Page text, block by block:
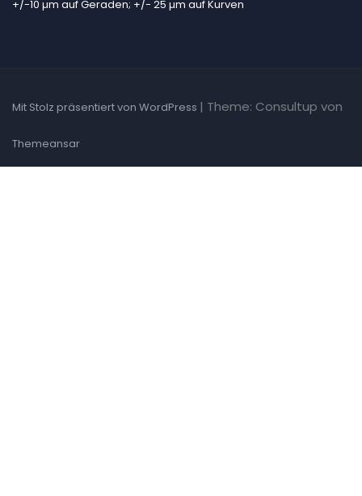
+/-10 µm auf Geraden; +/- 25 µm auf Kurven
Mit Stolz präsentiert von WordPress | Theme: Consultup von
Themeansar